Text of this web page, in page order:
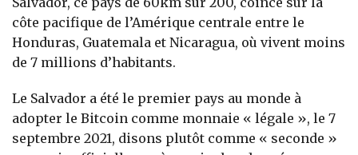
côte pacifique de l’Amérique centrale entre le
Honduras, Guatemala et Nicaragua, où vivent moins
de 7 millions d’habitants.
Le Salvador a été le premier pays au monde à
adopter le Bitcoin comme monnaie « légale », le 7
septembre 2021, disons plutôt comme « seconde »